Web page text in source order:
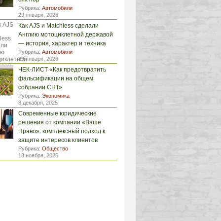
Рубрика: Автомобили
29 января, 2026
Как AJS и Matchless сделали
Англию мотоциклетной державой
— история, характер и техника
Рубрика: Автомобили
29 января, 2026
ЧЕК-ЛИСТ «Как предотвратить
фальсификации на общем
собрании СНТ»
Рубрика: Экономика
8 декабря, 2025
Современные юридические
решения от компании «Ваше
Право»: комплексный подход к
защите интересов клиентов
Рубрика: Общество
13 ноября, 2025